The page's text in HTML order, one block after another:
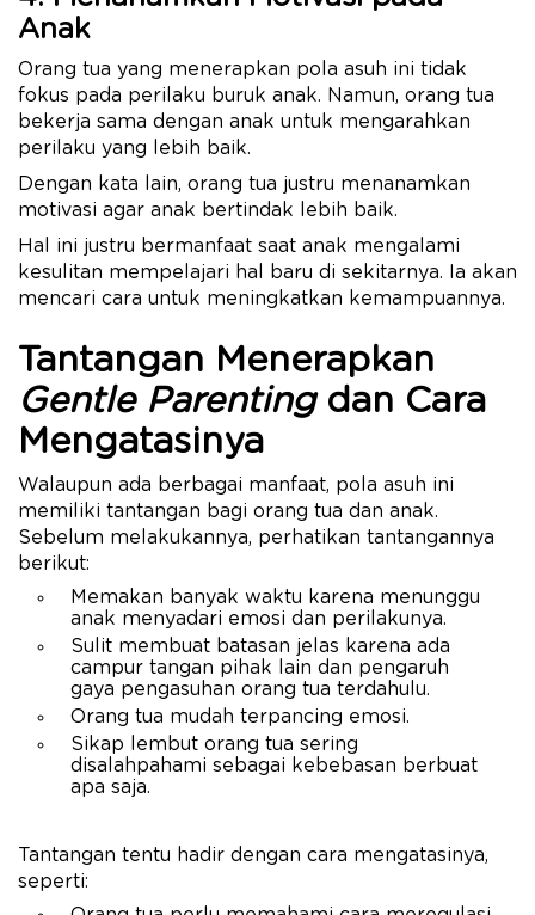
Anak
Orang tua yang menerapkan pola asuh ini tidak
fokus pada perilaku buruk anak. Namun, orang tua
bekerja sama dengan anak untuk mengarahkan
perilaku yang lebih baik.
Dengan kata lain, orang tua justru menanamkan
motivasi agar anak bertindak lebih baik.
Hal ini justru bermanfaat saat anak mengalami
kesulitan mempelajari hal baru di sekitarnya. Ia akan
mencari cara untuk meningkatkan kemampuannya.
Tantangan Menerapkan
Gentle Parentingdan Cara
Mengatasinya
Walaupun ada berbagai manfaat, pola asuh ini
memiliki tantangan bagi orang tua dan anak.
Sebelum melakukannya, perhatikan tantangannya
berikut:
Memakan banyak waktu karena menunggu
anak menyadari emosi dan perilakunya.
Sulit membuat batasan jelas karena ada
campur tangan pihak lain dan pengaruh
gaya pengasuhan orang tua terdahulu.
Orang tua mudah terpancing emosi.
Sikap lembut orang tua sering
disalahpahami sebagai kebebasan berbuat
apa saja.
Tantangan tentu hadir dengan cara mengatasinya,
seperti: